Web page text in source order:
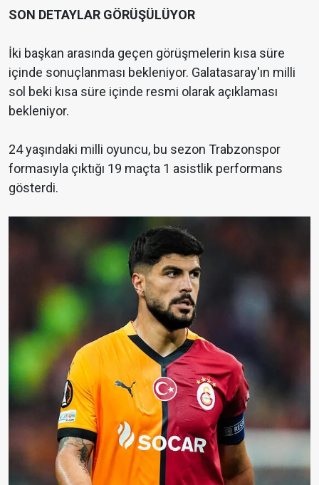
SON DETAYLAR GÖRÜŞÜLÜYOR
İki başkan arasında geçen görüşmelerin kısa süre
içinde sonuçlanması bekleniyor. Galatasaray'ın milli
sol beki kısa süre içinde resmi olarak açıklaması
bekleniyor.
24 yaşındaki milli oyuncu, bu sezon Trabzonspor
formasıyla çıktığı 19 maçta 1 asistlik performans
gösterdi.